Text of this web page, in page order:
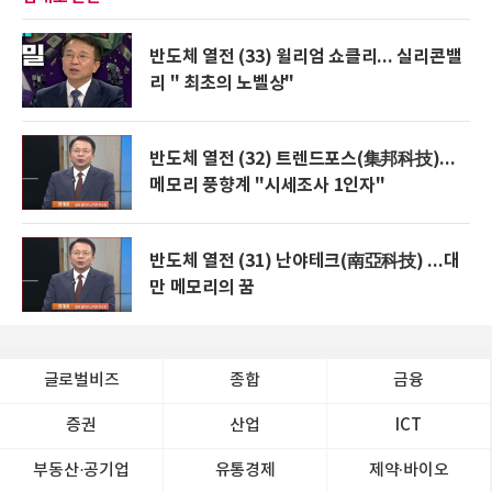
반도체 열전 (33) 윌리엄 쇼클리... 실리콘밸
리 " 최초의 노벨상"
반도체 열전 (32) 트렌드포스(集邦科技)...
메모리 풍향계 "시세조사 1인자"
반도체 열전 (31) 난야테크(南亞科技) ...대
만 메모리의 꿈
글로벌비즈 종합 금융
증권 산업 ICT
부동산·공기업 유통경제 제약∙바이오